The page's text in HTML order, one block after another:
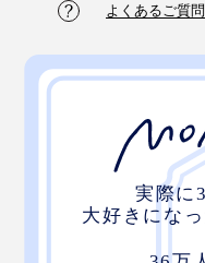
よくあるご質問